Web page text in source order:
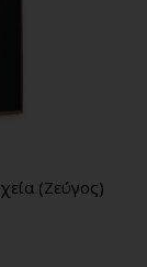
(Ζεύγος)